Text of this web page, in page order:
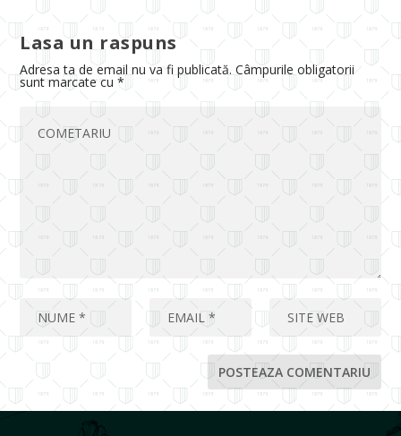
Lasa un raspuns
Adresa ta de email nu va fi publicată. Câmpurile obligatorii
sunt marcate cu*